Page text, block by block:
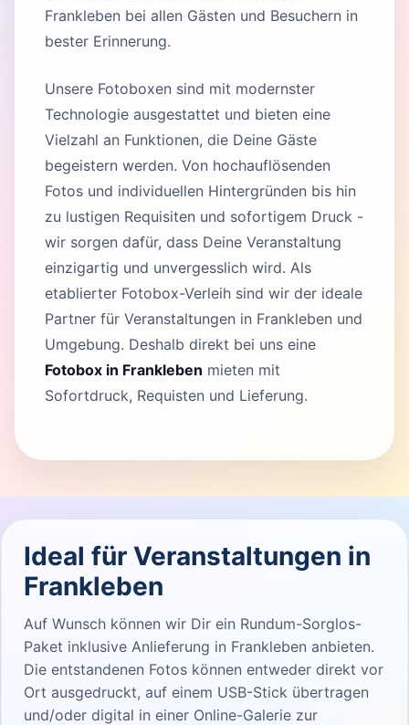
Frankleben bei allen Gästen und Besuchern in
bester Erinnerung.
Unsere Fotoboxen sind mit modernster
Technologie ausgestattet und bieten eine
Vielzahl an Funktionen, die Deine Gäste
begeistern werden. Von hochauflösenden
Fotos und individuellen Hintergründen bis hin
zu lustigen Requisiten und sofortigem Druck -
wir sorgen dafür, dass Deine Veranstaltung
einzigartig und unvergesslich wird. Als
etablierter Fotobox-Verleih sind wir der ideale
Partner für Veranstaltungen in Frankleben und
Umgebung. Deshalb direkt bei uns eine
Fotobox in Frankleben mieten mit
Sofortdruck, Requisten und Lieferung.
Ideal für Veranstaltungen in
Frankleben
Auf Wunsch können wir Dir ein Rundum-Sorglos-
Paket inklusive Anlieferung in Frankleben anbieten.
Die entstandenen Fotos können entweder direkt vor
Ort ausgedruckt, auf einem USB-Stick übertragen
und/oder digital in einer Online-Galerie zur